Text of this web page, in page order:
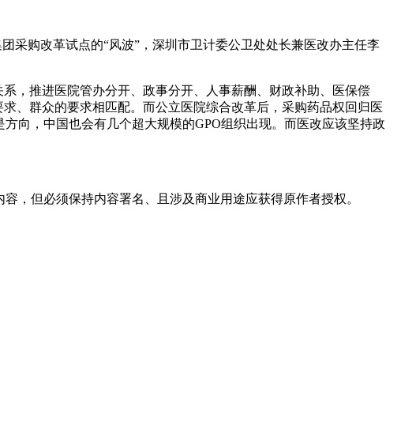
采购改革试点的“风波”，深圳市卫计委公卫处处长兼医改办主任李
，推进医院管办分开、政事分开、人事薪酬、财政补助、医保偿
、群众的要求相匹配。而公立医院综合改革后，采购药品权回归医
向，中国也会有几个超大规模的GPO组织出现。而医改应该坚持政
，但必须保持内容署名、且涉及商业用途应获得原作者授权。